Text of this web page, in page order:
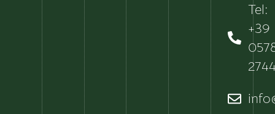
Tel:
+39